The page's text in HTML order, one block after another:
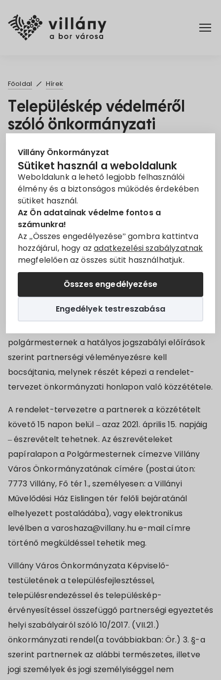
Villány Önkormányzat
Sütiket használ a weboldalunk
Weboldalunk a lehető legjobb felhasználói
élmény és a biztonságos működés érdekében
sütiket használ.
Az Ön adatainak védelme fontos a
számunkra!
Az „Összes engedélyezése” gombra kattintva
hozzájárul, hogy azadatkezelési szabályzatnak
megfelelően az összes sütit használhatjuk.
Összes engedélyezése
Engedélyek testreszabása
Elérhetőségek
Hírek
Rendelettár
Pályázatok
Dokumentumok
Állásajánlatok
Szolgáltatók
Turizmus
Választási információk
Választási szervek
Választási ügyintézés
Főoldal Hírek
Településkép védelméről
szóló önkormányzati
2021. Márc. 26.
Településkép védelméről szóló rendelet tervezete
Villány Város Önkormányzata a településkép
védelméről szóló rendelet megalkotása előtt az
előzetes partnerségi egyeztetést, valamint az
érintett álligazgatási szervekkel azt egyeztetést
lefolytatta, mely alapján elkészítette a
településkép védelméről szóló rendelet tervezetét.
polgármesternek a hatályos jogszabályi előírások
szerint partnerségi véleményezésre kell
bocsájtania, melynek részét képezi a rendelet-
tervezet önkormányzati honlapon való közzététele.
A rendelet-tervezetre a partnerek a közzétételt
követő 15 napon belül – azaz 2021. április 15. napjáig
– észrevételt tehetnek. Az észrevételeket
papíralapon a Polgármesternek címezve Villány
Város Önkormányzatának címére (postai úton:
7773 Villány, Fő tér 1., személyesen: a Villányi
Művelődési Ház Eislingen tér felőli bejáratánál
elhelyezett postaládába), vagy elektronikus
levélben a varoshaza@villany.hu e-mail címre
történő megküldéssel tehetik meg.
Villány Város Önkormányzata Képviselő-
testületének a településfejlesztéssel,
településrendezéssel és településkép-
érvényesítéssel összefüggő partnerségi egyeztetés
helyi szabályairól szóló 10/2017. (VII.21.)
önkormányzati rendel(a továbbiakban: Ör.) 3. §-a
szerint partnernek az alábbi természetes, illetve
jogi személyek és jogi személyiséggel nem